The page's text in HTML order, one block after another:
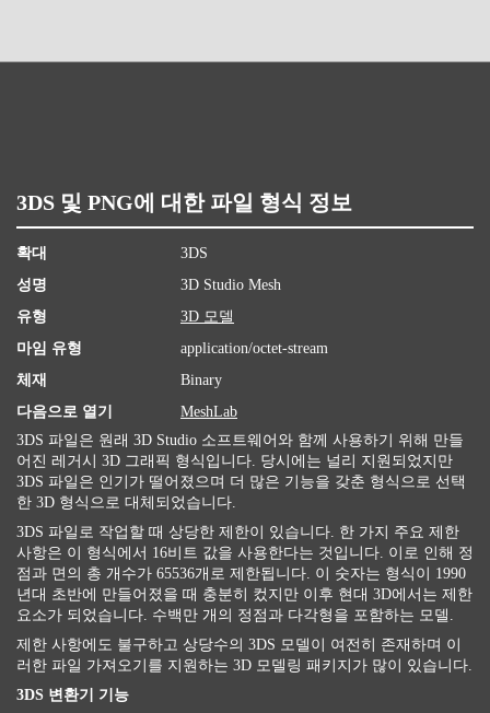
3DS 및 PNG에 대한 파일 형식 정보
확대
3DS
성명
3D Studio Mesh
유형
3D 모델
마임 유형
application/octet-stream
체재
Binary
다음으로 열기
MeshLab
3DS 파일은 원래 3D Studio 소프트웨어와 함께 사용하기 위해 만들
어진 레거시 3D 그래픽 형식입니다. 당시에는 널리 지원되었지만
3DS 파일은 인기가 떨어졌으며 더 많은 기능을 갖춘 형식으로 선택
한 3D 형식으로 대체되었습니다.
3DS 파일로 작업할 때 상당한 제한이 있습니다. 한 가지 주요 제한
사항은 이 형식에서 16비트 값을 사용한다는 것입니다. 이로 인해 정
점과 면의 총 개수가 65536개로 제한됩니다. 이 숫자는 형식이 1990
년대 초반에 만들어졌을 때 충분히 컸지만 이후 현대 3D에서는 제한
요소가 되었습니다. 수백만 개의 정점과 다각형을 포함하는 모델.
제한 사항에도 불구하고 상당수의 3DS 모델이 여전히 존재하며 이
러한 파일 가져오기를 지원하는 3D 모델링 패키지가 많이 있습니다.
3DS 변환기 기능